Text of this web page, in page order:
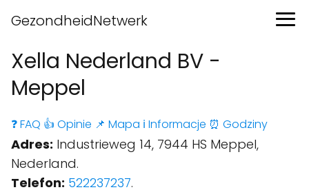
GezondheidNetwerk
Xella Nederland BV -
Meppel
❓ FAQ 👍 Opinie 📌 Mapa ℹ️ Informacje ⏰ Godziny
Adres: Industrieweg 14, 7944 HS Meppel,
Nederland.
Telefon: 522237237.